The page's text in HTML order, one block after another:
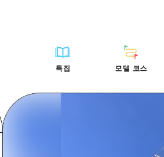
특집
모델 코스
히로
아키(
기준
역사/문화
Travel
아키(安芸)
빈고(備後)
야마구치(山口)현
히로시마시 주
아키(安芸)
미야지마(宮
외국인 여행자용 거리 관광안내소
자원봉사 가이드